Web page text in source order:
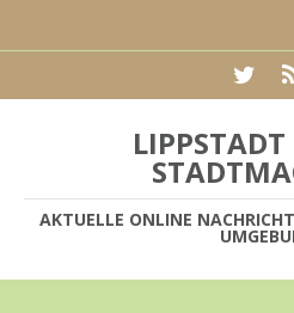
AKTUELLE ONLINE